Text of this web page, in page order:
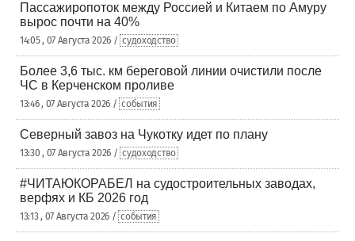
Пассажиропоток между Россией и Китаем по Амуру
вырос почти на 40%
14:05 , 07 Августа 2026 / судоходство
Более 3,6 тыс. км береговой линии очистили после
ЧС в Керченском проливе
13:46 , 07 Августа 2026 / события
Северный завоз на Чукотку идет по плану
13:30 , 07 Августа 2026 / судоходство
#ЧИТАЮКОРАБЕЛ на судостроительных заводах,
верфях и КБ 2026 год
13:13 , 07 Августа 2026 / события